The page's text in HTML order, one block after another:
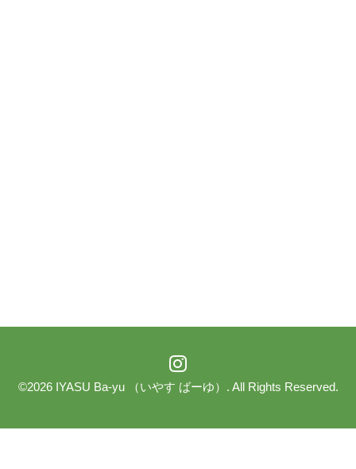
©2026 IYASU Ba-yu （いやす ばーゆ） . All Rights Reserved.